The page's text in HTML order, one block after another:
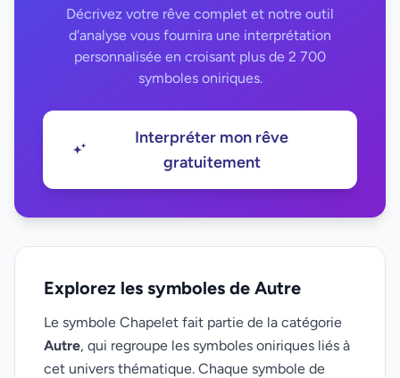
Décrivez votre rêve complet et notre outil
d'analyse vous fournira une interprétation
personnalisée en croisant plus de 2 700
symboles oniriques.
Interpréter mon rêve
gratuitement
Explorez les symboles de Autre
Le symbole Chapelet fait partie de la catégorie
Autre, qui regroupe les symboles oniriques liés à
cet univers thématique. Chaque symbole de